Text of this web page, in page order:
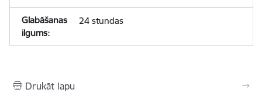
24 stundas
Drukāt lapu